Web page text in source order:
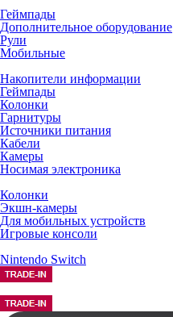
Геймпады
Дополнительное оборудование
Рули
Мобильные
Накопители информации
Геймпады
Колонки
Гарнитуры
Источники питания
Кабели
Камеры
Носимая электроника
Колонки
Экшн-камеры
Для мобильных устройств
Игровые консоли
Nintendo Switch